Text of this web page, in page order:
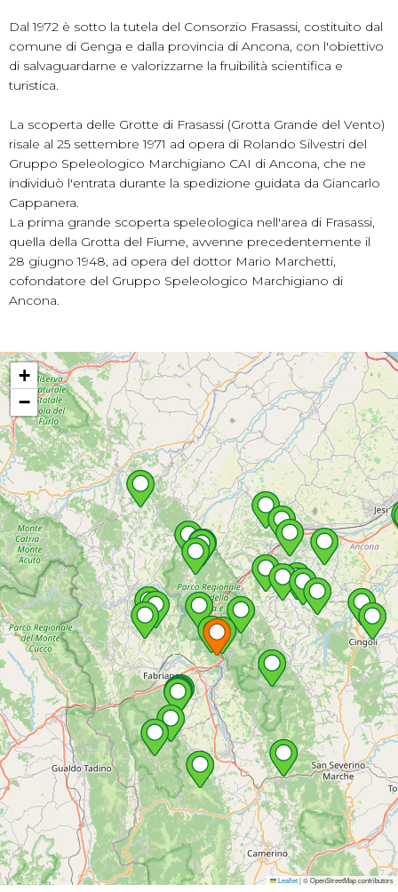
Dal 1972 è sotto la tutela del Consorzio Frasassi, costituito dal
comune di Genga e dalla provincia di Ancona, con l'obiettivo
di salvaguardarne e valorizzarne la fruibilità scientifica e
turistica.
La scoperta delle Grotte di Frasassi (Grotta Grande del Vento)
risale al 25 settembre 1971 ad opera di Rolando Silvestri del
Gruppo Speleologico Marchigiano CAI di Ancona, che ne
individuò l'entrata durante la spedizione guidata da Giancarlo
Cappanera.
La prima grande scoperta speleologica nell'area di Frasassi,
quella della Grotta del Fiume, avvenne precedentemente il
28 giugno 1948, ad opera del dottor Mario Marchetti,
cofondatore del Gruppo Speleologico Marchigiano di
Ancona.
+
−
Leaflet|© OpenStreetMap contributors